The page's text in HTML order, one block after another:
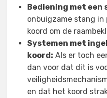
Bediening met een
onbuigzame stang in
koord om de
Systemen met
koord: Als er toch
dan voor dat dit is
en dat het koord